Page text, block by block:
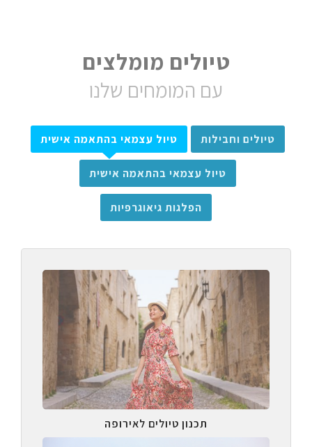
טיולים מומלצים
עם המומחים שלנו
טיולים וחבילות טיול עצמאי בהתאמה אישית
טיול עצמאי בהתאמה אישית
הפלגות גיאוגרפיות
תכנון טיולים לאירופה